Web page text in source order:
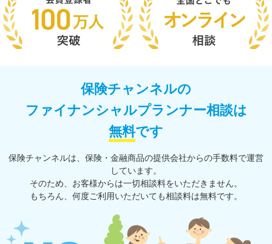
保険チャンネルの
ファイナンシャルプランナー相談は
無料です
保険チャンネルは、保険・⾦融商品の提供会社からの⼿数料で運営
しています。
そのため、お客様からは一切相談料をいただきません。
もちろん、何度ご利⽤いただいても相談料は無料です。